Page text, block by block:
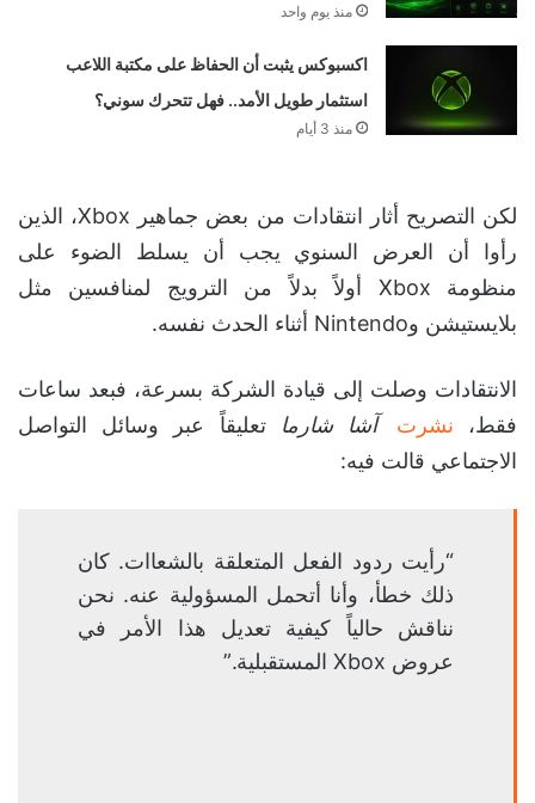
منذ يوم واحد
اكسبوكس يثبت أن الحفاظ على مكتبة اللاعب
استثمار طويل الأمد.. فهل تتحرك سوني؟
منذ 3 أيام
لكن التصريح أثار انتقادات من بعض جماهير Xbox، الذين
رأوا أن العرض السنوي يجب أن يسلط الضوء على
منظومة Xbox أولاً بدلاً من الترويج لمنافسين مثل
بلايستيشن وNintendo أثناء الحدث نفسه.
الانتقادات وصلت إلى قيادة الشركة بسرعة، فبعد ساعات
فقط، نشرت آشا شارما
تعليقاً عبر وسائل التواصل
الاجتماعي قالت فيه:
“رأيت ردود الفعل المتعلقة بالشعاات. كان
ذلك خطأ، وأنا أتحمل المسؤولية عنه. نحن
نناقش حالياً كيفية تعديل هذا الأمر في
عروض Xbox المستقبلية.”